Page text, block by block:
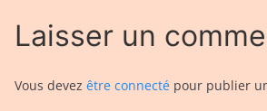
Laisser un
Vous devez être connecté pour publier